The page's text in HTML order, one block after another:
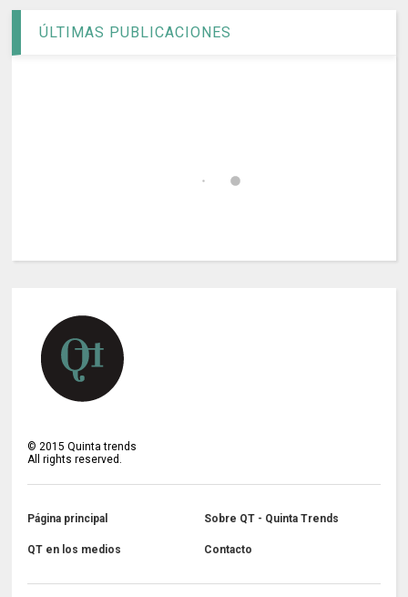
ÚLTIMAS PUBLICACIONES
©2015 Quinta trends
All rights reserved.
Página principal Sobre QT - Quinta Trends
QT en los medios Contacto